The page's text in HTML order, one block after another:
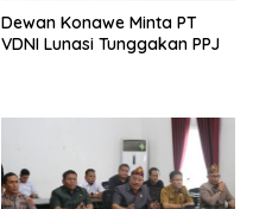
Dewan Konawe Minta PT
VDNI Lunasi Tunggakan PPJ